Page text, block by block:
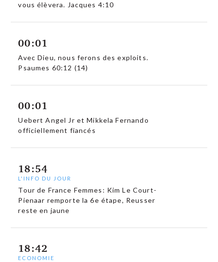
vous élèvera. Jacques 4:10
00:01
Avec Dieu, nous ferons des exploits.
Psaumes 60:12 (14)
00:01
Uebert Angel Jr et Mikkela Fernando
officiellement fiancés
18:54
L'INFO DU JOUR
Tour de France Femmes: Kim Le Court-
Pienaar remporte la 6e étape, Reusser
reste en jaune
18:42
ECONOMIE